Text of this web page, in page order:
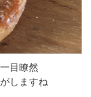
目瞭然
しますね